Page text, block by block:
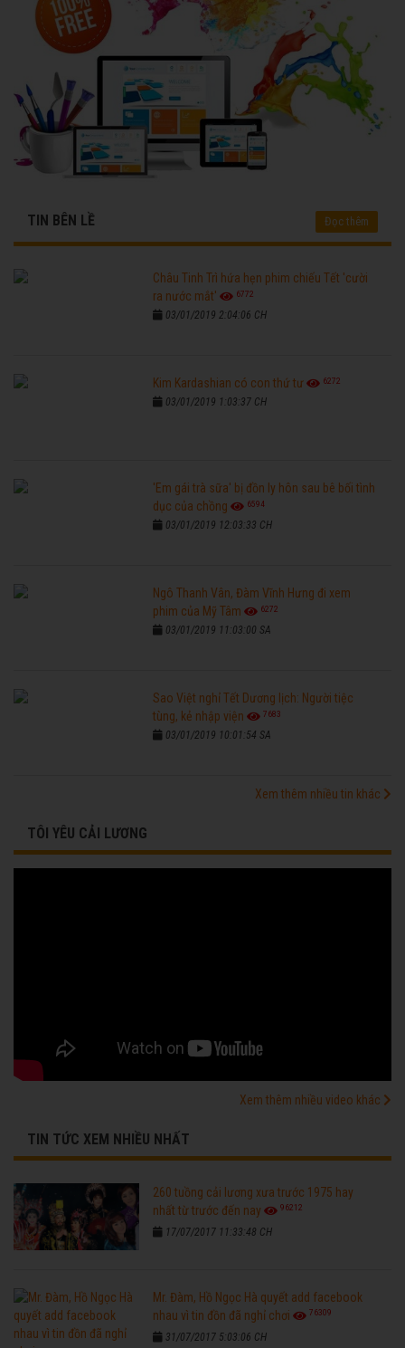
TIN BÊN LỀ Đọc thêm
Châu Tinh Trì hứa hẹn phim chiếu Tết 'cười
ra nước mắt'
6772
03/01/2019 2:04:06 CH
Kim Kardashian có con thứ tư 6272
03/01/2019 1:03:37 CH
'Em gái trà sữa' bị đồn ly hôn sau bê bối tình
dục của chồng
6594
03/01/2019 12:03:33 CH
Ngô Thanh Vân, Đàm Vĩnh Hưng đi xem
phim của Mỹ Tâm
6272
03/01/2019 11:03:00 SA
Sao Việt nghỉ Tết Dương lịch: Người tiệc
tùng, kẻ nhập viện
7683
03/01/2019 10:01:54 SA
Xem thêm nhiều tin khác
TÔI YÊU CẢI LƯƠNG
Xem thêm nhiều video khác
TIN TỨC XEM NHIỀU NHẤT
260 tuồng cải lương xưa trước 1975 hay
nhất từ trước đến nay
96212
17/07/2017 11:33:48 CH
Mr. Đàm, Hồ Ngọc Hà quyết add facebook
nhau vì tin đồn đã nghỉ chơi
76309
31/07/2017 5:03:06 CH